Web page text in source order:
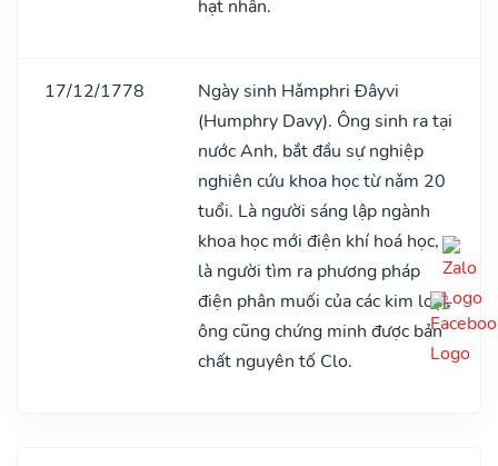
hạt nhân.
17/12/1778
Ngày sinh Hǎmphri Đâyvi
(Humphry Davy). Ông sinh ra tại
nước Anh, bắt đầu sự nghiệp
nghiên cứu khoa học từ nǎm 20
tuổi. Là người sáng lập ngành
khoa học mới điện khí hoá học,
là người tìm ra phương pháp
điện phân muối của các kim loại,
ông cũng chứng minh được bản
chất nguyên tố Clo.